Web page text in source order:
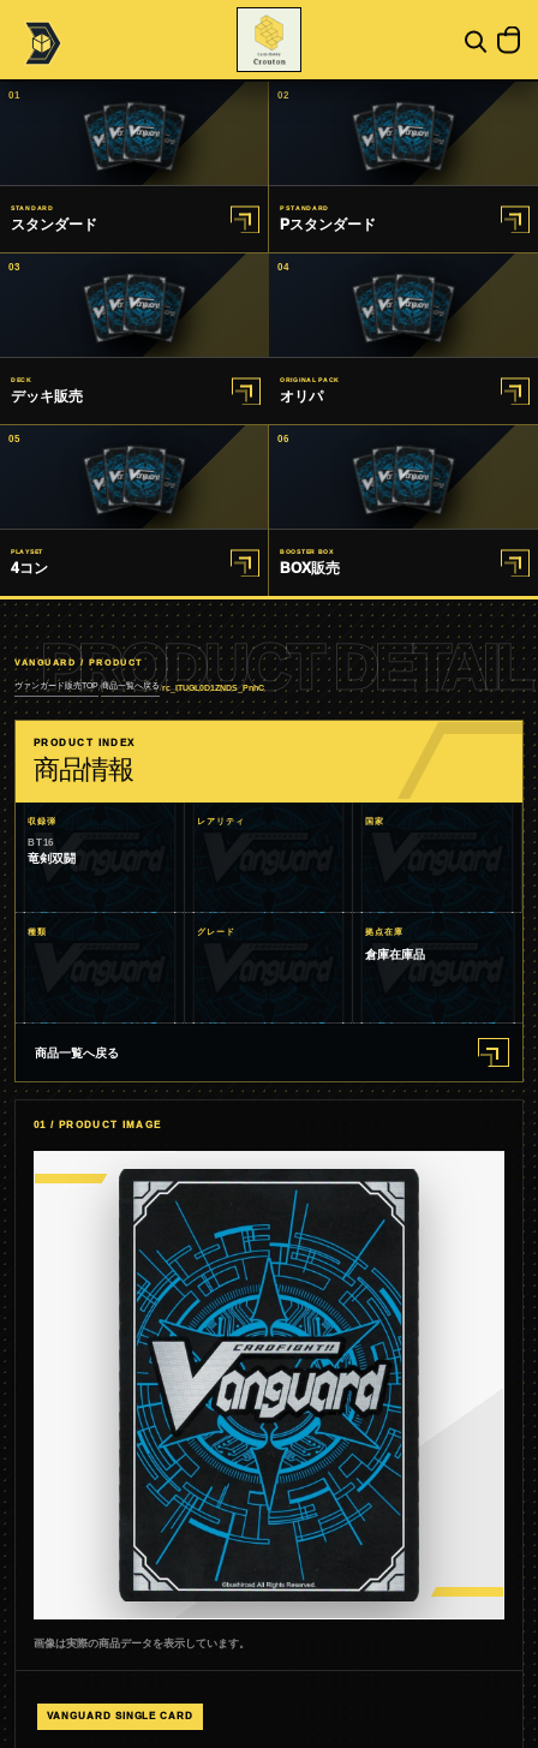
01
STANDARD
スタンダード
02
P STANDARD
Pスタンダード
03
DECK
デッキ販売
04
ORIGINAL PACK
オリパ
05
PLAYSET
4コン
06
BOOSTER BOX
BOX販売
PRODUCT DETAIL
VANGUARD / PRODUCT
ヴァンガード販売TOP/商品一覧へ戻る/rc_ITUGL0D1ZNDS_PnhC
PRODUCT INDEX
商品情報
収録弾
BT16
竜剣双闘
レアリティ 国家
種類 グレード 拠点在庫
倉庫在庫品
商品一覧へ戻る
01 / PRODUCT IMAGE
画像は実際の商品データを表示しています。
VANGUARD SINGLE CARD